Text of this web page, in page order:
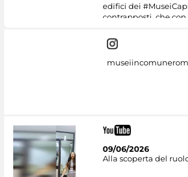
edifici dei
contrapposti, che con
09/06/2026
Alla scoperta del